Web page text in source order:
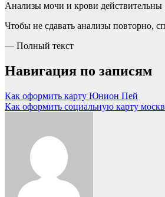
Анализы мочи и крови действительны
Чтобы не сдавать анализы повторно,
— Полный текст
Навигация по записям
Как оформить карту Юнион Пей
Как оформить социальную карту